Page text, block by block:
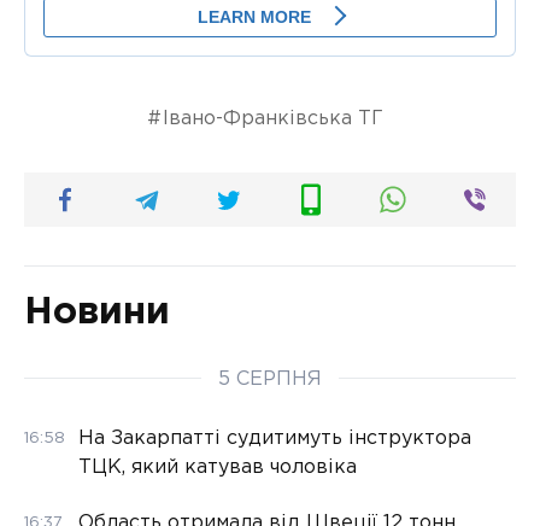
Івано-Франківська ТГ
Новини
5 СЕРПНЯ
16:58
На Закарпатті судитимуть інструктора
ТЦК, який катував чоловіка
16:37